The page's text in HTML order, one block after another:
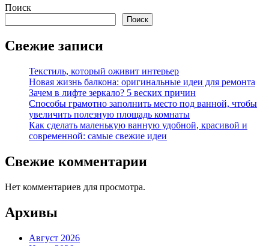
Поиск
Поиск
Свежие записи
Текстиль, который оживит интерьер
Новая жизнь балкона: оригинальные идеи для ремонта
Зачем в лифте зеркало? 5 веских причин
Способы грамотно заполнить место под ванной, чтобы
увеличить полезную площадь комнаты
Как сделать маленькую ванную удобной, красивой и
современной: самые свежие идеи
Свежие комментарии
Нет комментариев для просмотра.
Архивы
Август 2026